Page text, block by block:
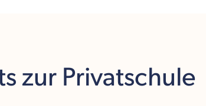
zur Privatschule